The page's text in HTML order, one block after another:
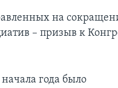
на
– призыв к
года было